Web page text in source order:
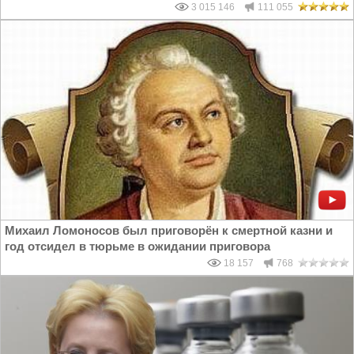
3 015 146 111 055
Михаил Ломоносов был приговорён к смертной казни и
год отсидел в тюрьме в ожидании приговора
18 157 768